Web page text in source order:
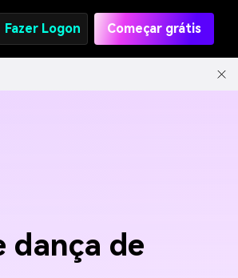
Fazer Logon Começar grátis
dança de